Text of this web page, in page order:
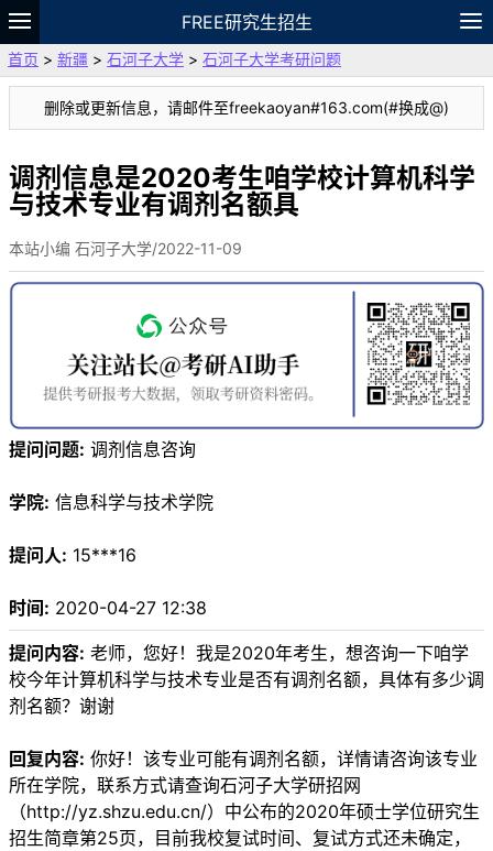
FREE研究生招生
题库
故事 专题 APP 笔记
VIP
资料
首页 > 新疆 > 石河子大学 > 石河子大学考研问题
删除或更新信息，请邮件至freekaoyan#163.com(#换成@)
调剂信息是2020考生咱学校计算机科学
与技术专业有调剂名额具
本站小编 石河子大学/2022-11-09
提问问题: 调剂信息咨询
学院: 信息科学与技术学院
提问人: 15***16
时间: 2020-04-27 12:38
提问内容: 老师，您好！我是2020年考生，想咨询一下咱学
校今年计算机科学与技术专业是否有调剂名额，具体有多少调
剂名额？谢谢
回复内容: 你好！该专业可能有调剂名额，详情请咨询该专业
所在学院，联系方式请查询石河子大学研招网
（http://yz.shzu.edu.cn/）中公布的2020年硕士学位研究生
招生简章第25页，目前我校复试时间、复试方式还未确定，